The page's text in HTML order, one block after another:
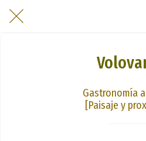
Gastronomía
[Paisaje y